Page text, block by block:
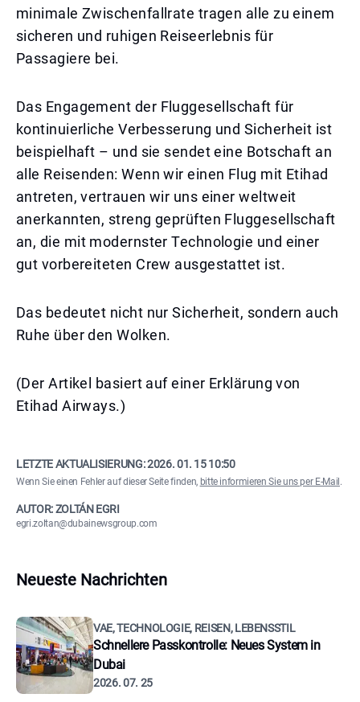
minimale Zwischenfallrate tragen alle zu einem
sicheren und ruhigen Reiseerlebnis für
Passagiere bei.
Das Engagement der Fluggesellschaft für
kontinuierliche Verbesserung und Sicherheit ist
beispielhaft – und sie sendet eine Botschaft an
alle Reisenden: Wenn wir einen Flug mit Etihad
antreten, vertrauen wir uns einer weltweit
anerkannten, streng geprüften Fluggesellschaft
an, die mit modernster Technologie und einer
gut vorbereiteten Crew ausgestattet ist.
Das bedeutet nicht nur Sicherheit, sondern auch
Ruhe über den Wolken.
(Der Artikel basiert auf einer Erklärung von
Etihad Airways.)
LETZTE AKTUALISIERUNG:2026. 01. 15 10:50
Wenn Sie einen Fehler auf dieser Seite finden, bitte informieren Sie uns per E-Mail .
AUTOR: ZOLTÁN EGRI
egri.zoltan@dubainewsgroup.com
Neueste Nachrichten
VAE, TECHNOLOGIE, REISEN, LEBENSSTIL
Schnellere Passkontrolle: Neues System in
Dubai
2026. 07. 25